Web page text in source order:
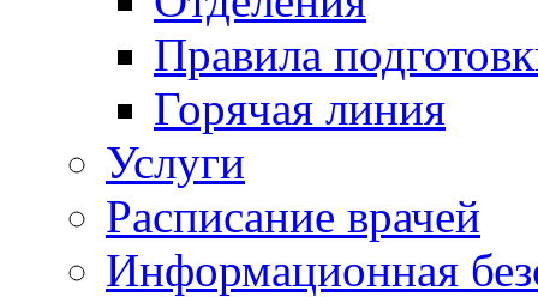
Правила
Горячая линия
Услуги
Расписание врачей
Информационная